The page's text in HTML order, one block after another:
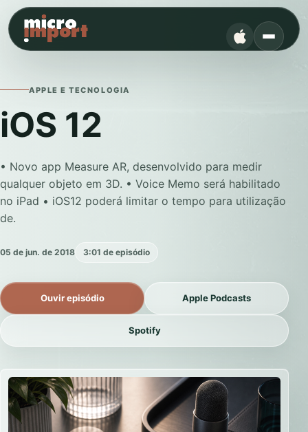
APPLE E TECNOLOGIA
iOS 12
• Novo app Measure AR, desenvolvido para medir
qualquer objeto em 3D. • Voice Memo será habilitado
no iPad • iOS12 poderá limitar o tempo para utilização
de.
05 de jun. de 2018 3:01 de episódio
Ouvir episódio Apple Podcasts
Spotify